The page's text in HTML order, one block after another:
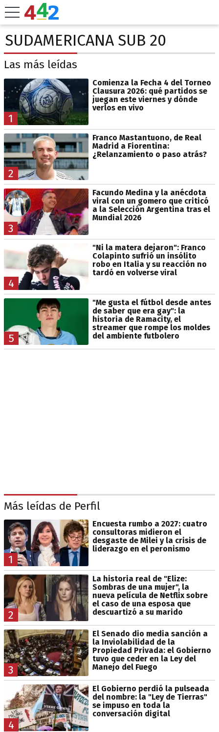
SUDAMERICANA SUB 20
Las más leídas
1
Comienza la Fecha 4 del Torneo
Clausura 2026: qué partidos se
juegan este viernes y dónde
verlos en vivo
2
Franco Mastantuono, de Real
Madrid a Fiorentina:
¿Relanzamiento o paso atrás?
3
Facundo Medina y la anécdota
viral con un gomero que criticó
a la Selección Argentina tras el
Mundial 2026
4
"Ni la matera dejaron": Franco
Colapinto sufrió un insólito
robo en Italia y su reacción no
tardó en volverse viral
5
"Me gusta el fútbol desde antes
de saber que era gay": la
historia de Ramacity, el
streamer que rompe los moldes
del ambiente futbolero
Más leídas de Perfil
1
Encuesta rumbo a 2027: cuatro
consultoras midieron el
desgaste de Milei y la crisis de
liderazgo en el peronismo
2
La historia real de "Elize:
Sombras de una mujer", la
nueva película de Netflix sobre
el caso de una esposa que
descuartizó a su marido
3
El Senado dio media sanción a
la Inviolabilidad de la
Propiedad Privada: el Gobierno
tuvo que ceder en la Ley del
Manejo del Fuego
4
El Gobierno perdió la pulseada
del nombre: la "Ley de Tierras"
se impuso en toda la
conversación digital